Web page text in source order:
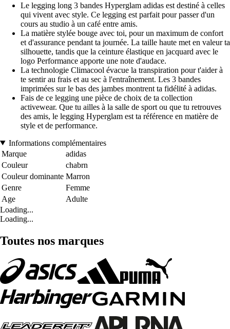
Le legging long 3 bandes Hyperglam adidas est destiné à celles
qui vivent avec style. Ce legging est parfait pour passer d'un
cours au studio à un café entre amis.
La matière stylée bouge avec toi, pour un maximum de confort
et d'assurance pendant ta journée. La taille haute met en valeur ta
silhouette, tandis que la ceinture élastique en jacquard avec le
logo Performance apporte une note d'audace.
La technologie Climacool évacue la transpiration pour t'aider à
te sentir au frais et au sec à l'entraînement. Les 3 bandes
imprimées sur le bas des jambes montrent ta fidélité à adidas.
Fais de ce legging une pièce de choix de ta collection
activewear. Que tu ailles à la salle de sport ou que tu retrouves
des amis, le legging Hyperglam est ta référence en matière de
style et de performance.
Informations complémentaires
Marque
adidas
Couleur
chabrn
Couleur dominante Marron
Genre
Femme
Age
Adulte
Loading...
Loading...
Toutes nos marques